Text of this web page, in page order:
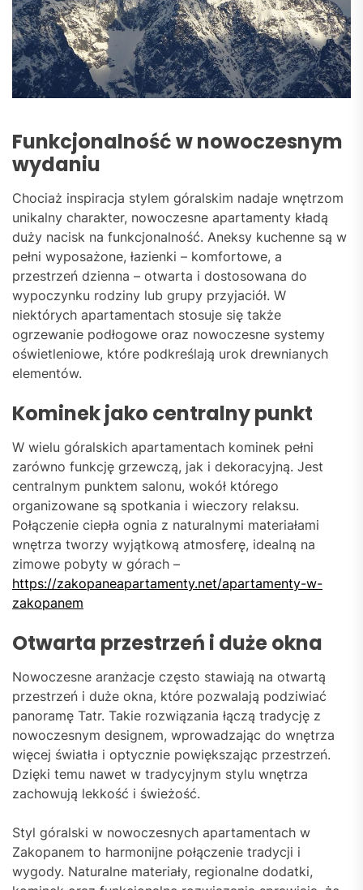
Funkcjonalność w nowoczesnym
wydaniu
Chociaż inspiracja stylem góralskim nadaje wnętrzom
unikalny charakter, nowoczesne apartamenty kładą
duży nacisk na funkcjonalność. Aneksy kuchenne są w
pełni wyposażone, łazienki – komfortowe, a
przestrzeń dzienna – otwarta i dostosowana do
wypoczynku rodziny lub grupy przyjaciół. W
niektórych apartamentach stosuje się także
ogrzewanie podłogowe oraz nowoczesne systemy
oświetleniowe, które podkreślają urok drewnianych
elementów.
Kominek jako centralny punkt
W wielu góralskich apartamentach kominek pełni
zarówno funkcję grzewczą, jak i dekoracyjną. Jest
centralnym punktem salonu, wokół którego
organizowane są spotkania i wieczory relaksu.
Połączenie ciepła ognia z naturalnymi materiałami
wnętrza tworzy wyjątkową atmosferę, idealną na
zimowe pobyty w górach –
https://zakopaneapartamenty.net/apartamenty-w-
zakopanem
Otwarta przestrzeń i duże okna
Nowoczesne aranżacje często stawiają na otwartą
przestrzeń i duże okna, które pozwalają podziwiać
panoramę Tatr. Takie rozwiązania łączą tradycję z
nowoczesnym designem, wprowadzając do wnętrza
więcej światła i optycznie powiększając przestrzeń.
Dzięki temu nawet w tradycyjnym stylu wnętrza
zachowują lekkość i świeżość.
Styl góralski w nowoczesnych apartamentach w
Zakopanem to harmonijne połączenie tradycji i
wygody. Naturalne materiały, regionalne dodatki,